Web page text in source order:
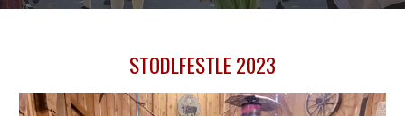
STODLFESTLE 2023